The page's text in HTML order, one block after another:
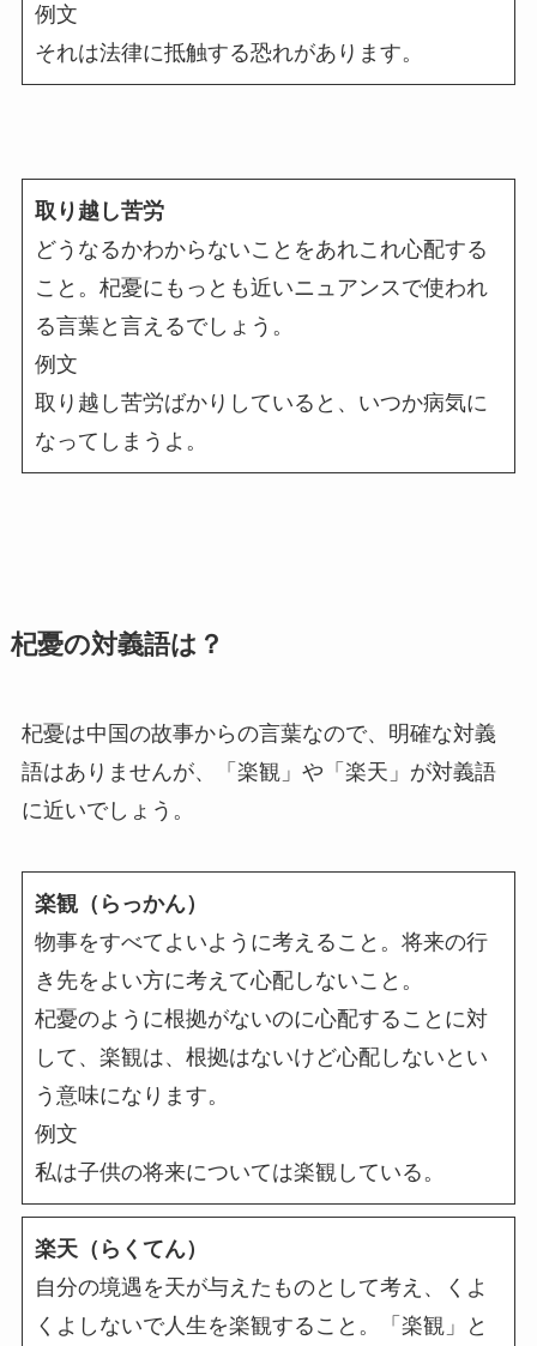
例文
それは法律に抵触する恐れがあります。
取り越し苦労
どうなるかわからないことをあれこれ心配する
こと。杞憂にもっとも近いニュアンスで使われ
る言葉と言えるでしょう。
例文
取り越し苦労ばかりしていると、いつか病気に
なってしまうよ。
杞憂の対義語は？
杞憂は中国の故事からの言葉なので、明確な対義
語はありませんが、「楽観」や「楽天」が対義語
に近いでしょう。
楽観（らっかん）
物事をすべてよいように考えること。将来の行
き先をよい方に考えて心配しないこと。
杞憂のように根拠がないのに心配することに対
して、楽観は、根拠はないけど心配しないとい
う意味になります。
例文
私は子供の将来については楽観している。
楽天（らくてん）
自分の境遇を天が与えたものとして考え、くよ
くよしないで人生を楽観すること。「楽観」と